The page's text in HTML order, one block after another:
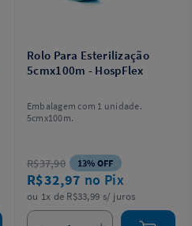
Rolo Para Esterilização
5cmx100m - HospFlex
Embalagem com 1 unidade.
5cmx100m.
R$37,90 13% OFF
R$32,97 no Pix
ou 1x de R$33,99 s/ juros